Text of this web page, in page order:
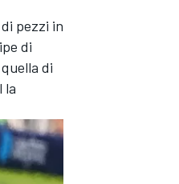
pezzi in
di
di
la